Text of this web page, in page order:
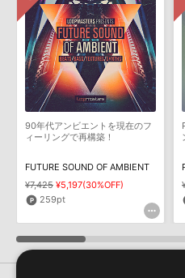
サンプルパック製品には、原則
用意しておりません。ご購入後
わせなどはテクニカルサポート
デモソングは、製品収録サウン
めのデモンストレーション用の
そのものをお使いいただくこと
構成する全てのサウンドが、サ
保証するものではありません。
2022.06.06
Reason Studios社「Reason」
加方法
2022.01.21
KONTAKT ライブラリのロード
品）
マークのついた情報は、該当す
おります。ご覧頂くには、該当する
PART TIME HEROES / NU
90年代アンビエントを現在のフ
ィーリングで再構築！
FUTURE SOUND OF AMBIENT
¥7,425 ¥5,197(30%OFF)
259pt